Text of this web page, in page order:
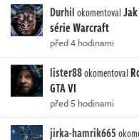
Durhilokomentoval
série Warcraft
před 4 hodinami
lister88okomentoval
GTA VI
před 5 hodinami
jirka-hamrik665